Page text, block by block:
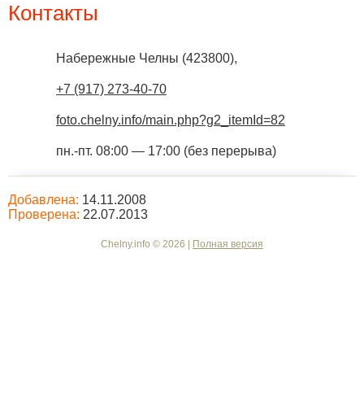
Контакты
Набережные Челны (423800),
+7 (917) 273-40-70
foto.chelny.info/main.php?g2_itemId=82
пн.-пт. 08:00 — 17:00 (без перерыва)
Добавлена: 14.11.2008
Проверена: 22.07.2013
Chelny.info © 2026 | Полная версия